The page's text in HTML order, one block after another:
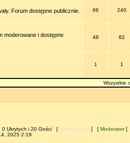
Forum dostępne publicznie. 66 240
moderowane i dostępne
48 82
1 1
Wszystkie
0 Ukrytych i 20 Gości [ Administrator] [ Moderator]
2025 2:19